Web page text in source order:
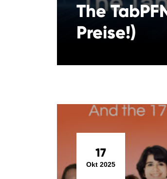
The
Preise!)
17
Okt 2025